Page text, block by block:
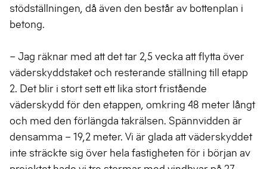
stödställningen, då även den består av bottenplan i
betong.
– Jag räknar med att det tar 2,5 vecka att flytta över
väderskyddstaket och resterande ställning till etapp
2. Det blir i stort sett ett lika stort fristående
väderskydd för den etappen, omkring 48 meter långt
och med den förlängda takrälsen. Spännvidden är
densamma – 19,2 meter. Vi är glada att väderskyddet
inte sträckte sig över hela fastigheten för i början av